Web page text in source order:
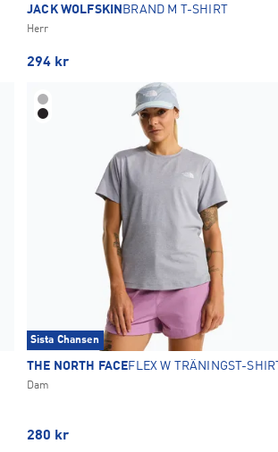
JACK WOLFSKIN BRAND M T-SHIRT
Herr
294 kr
Sista Chansen
THE NORTH FACEFLEX W TRÄNINGST-SHIRT
Dam
280 kr